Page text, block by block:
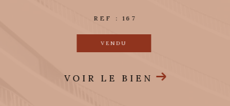
REF : 167
VENDU
VOIR LE BIEN